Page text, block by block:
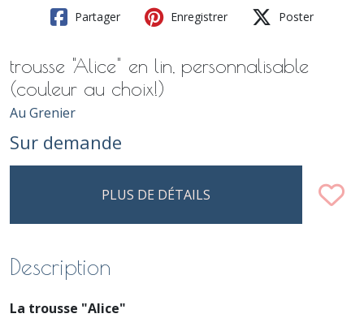
Partager Enregistrer Poster
trousse "Alice" en lin, personnalisable
(couleur au choix!)
Au Grenier
Sur demande
PLUS DE DÉTAILS
Description
La trousse "Alice"